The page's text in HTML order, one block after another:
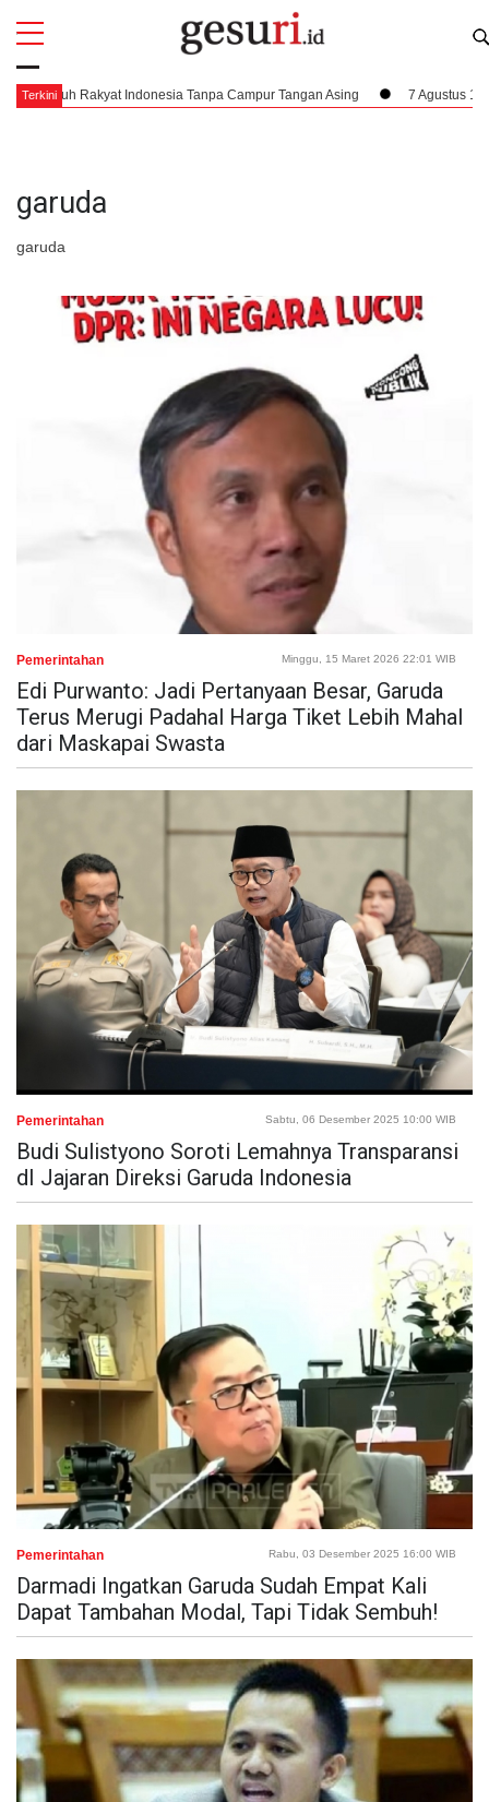
TerkiniIndonesia Tanpa Campur Tangan Asing 7 Agustus 1945,
garuda
garuda
All
Pemerintahan Minggu, 15 Maret 2026 22:01 WIB
Edi Purwanto: Jadi Pertanyaan Besar, Garuda
Terus Merugi Padahal Harga Tiket Lebih Mahal
dari Maskapai Swasta
Pemerintahan Sabtu, 06 Desember 2025 10:00 WIB
Budi Sulistyono Soroti Lemahnya Transparansi
dI Jajaran Direksi Garuda Indonesia
Pemerintahan Rabu, 03 Desember 2025 16:00 WIB
Darmadi Ingatkan Garuda Sudah Empat Kali
Dapat Tambahan Modal, Tapi Tidak Sembuh!